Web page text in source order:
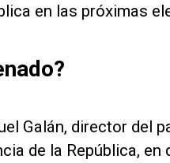
en las próximas
Galán, director del
de la República,